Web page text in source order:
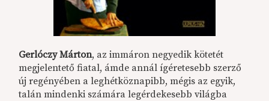
Gerlóczy Márton, az immáron negyedik kötetét
megjelentető fiatal, ámde annál ígéretesebb szerző
új regényében a leghétköznapibb, mégis az egyik,
talán mindenki számára legérdekesebb világba